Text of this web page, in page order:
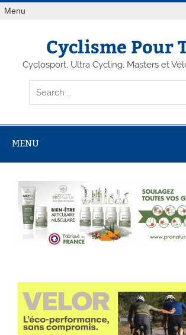
Menu
Cyclisme Pour
Cyclosport, Ultra Cycling, Masters et
MENU